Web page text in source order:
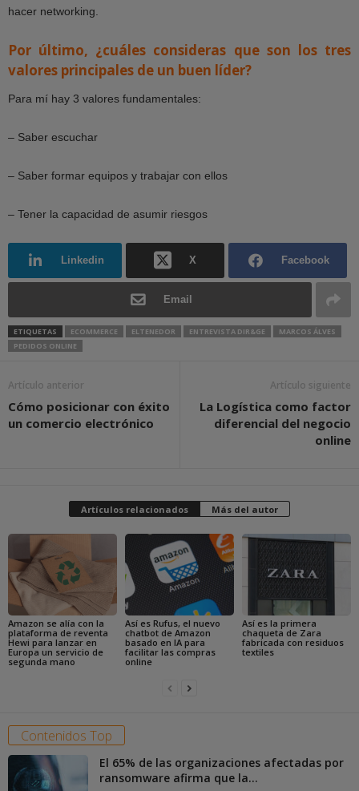
hacer networking.
Por último, ¿cuáles consideras que son los tres
valores principales de un buen líder?
Para mí hay 3 valores fundamentales:
– Saber escuchar
– Saber formar equipos y trabajar con ellos
– Tener la capacidad de asumir riesgos
Linkedin X Facebook
Email
ETIQUETAS ECOMMERCE ELTENEDOR ENTREVISTA DIR&GE
MARCOS ÁLVES
PEDIDOS ONLINE
Artículo anterior
Cómo posicionar con éxito
un comercio electrónico
Artículo siguiente
La Logística como factor
diferencial del negocio
online
Artículos relacionados Más del autor
Amazon se alía con la
plataforma de reventa
Hewi para lanzar en
Europa un servicio de
segunda mano
Así es Rufus, el nuevo
chatbot de Amazon
basado en IA para
facilitar las compras
online
Así es la primera
chaqueta de Zara
fabricada con residuos
textiles
Contenidos Top
El 65% de las organizaciones afectadas por
ransomware afirma que la...